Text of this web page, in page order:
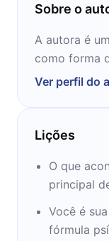
Sobre o
A autora é
como forma
mental
palestras.
Ver perfil do
Lições
O que
principal
Você é
fórmula